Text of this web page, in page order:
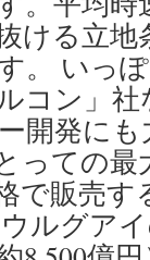
ける立
。 いっ
コン」
開発に
っての
で販売
ルグア